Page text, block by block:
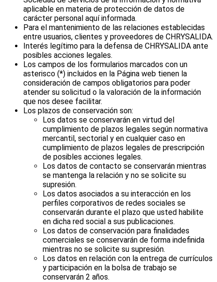
aplicable en materia de protección de datos de
carácter personal aquí informada.
Para el mantenimiento de las relaciones establecidas
entre usuarios, clientes y proveedores de CHRYSALIDA.
Interés legítimo para la defensa de CHRYSALIDA ante
posibles acciones legales.
Los campos de los formularios marcados con un
asterisco (*) incluidos en la Página web tienen la
consideración de campos obligatorios para poder
atender su solicitud o la valoración de la información
que nos desee facilitar.
Los plazos de conservación son:
Los datos se conservarán en virtud del
cumplimiento de plazos legales según normativa
mercantil, sectorial y en cualquier caso en
cumplimiento de plazos legales de prescripción
de posibles acciones legales.
Los datos de contacto se conservarán mientras
se mantenga la relación y no se solicite su
supresión.
Los datos asociados a su interacción en los
perfiles corporativos de redes sociales se
conservarán durante el plazo que usted habilite
en dicha red social a sus publicaciones.
Los datos de conservación para finalidades
comerciales se conservarán de forma indefinida
mientras no se solicite su supresión.
Los datos en relación con la entrega de currículos
y participación en la bolsa de trabajo se
conservarán 2 años.